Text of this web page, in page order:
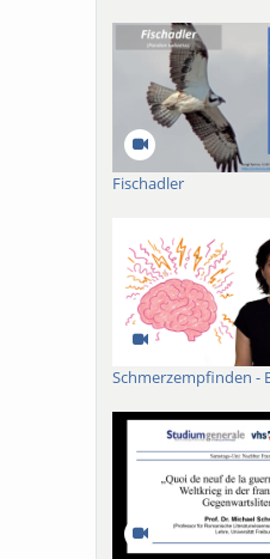
Fischadler
Schmerzempfinden -